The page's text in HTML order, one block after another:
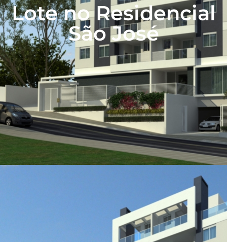
Lote no Residencial
São José